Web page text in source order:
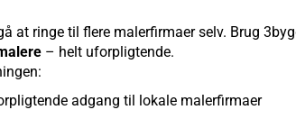
at ringe til flere malerfirmaer selv. Brug
– helt uforpligtende.
adgang til lokale malerfirmaer